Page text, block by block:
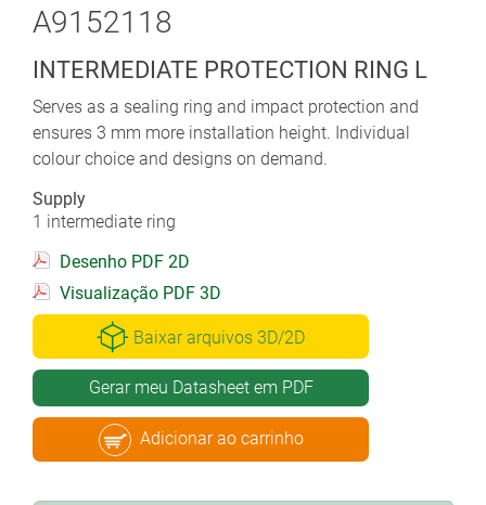
A9152118
INTERMEDIATE PROTECTION RING L
Serves as a sealing ring and impact protection and
ensures 3 mm more installation height. Individual
colour choice and designs on demand.
Supply
1 intermediate ring
Desenho PDF 2D
Visualização PDF 3D
Baixar arquivos 3D/2D
Gerar meu Datasheet em PDF
Adicionar ao carrinho